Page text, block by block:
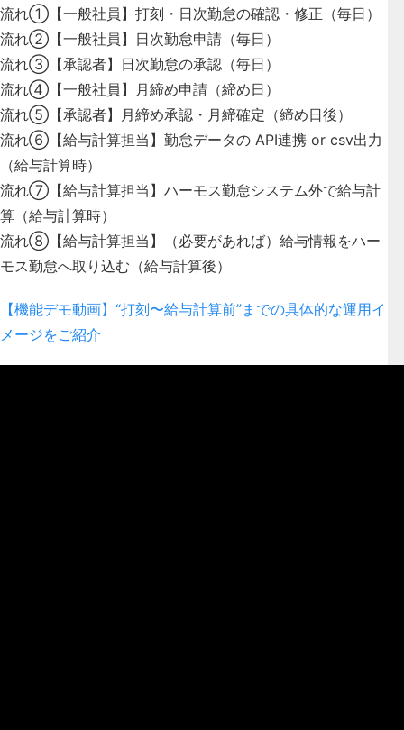
流れ①【一般社員】打刻・日次勤怠の確認・修正（毎日）
流れ②【一般社員】日次勤怠申請（毎日）
流れ③【承認者】日次勤怠の承認（毎日）
流れ④【一般社員】月締め申請（締め日）
流れ⑤【承認者】月締め承認・月締確定（締め日後）
流れ⑥【給与計算担当】勤怠データの API連携 or csv出力
（給与計算時）
流れ⑦【給与計算担当】ハーモス勤怠システム外で給与計
算（給与計算時）
流れ⑧【給与計算担当】（必要があれば）給与情報をハー
モス勤怠へ取り込む（給与計算後）
【機能デモ動画】“打刻〜給与計算前”までの具体的な運用イ
メージをご紹介